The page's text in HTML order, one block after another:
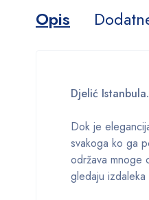
Opis
Djelić
Dok je
svakoga ko ga
održava mnoge
gledaju